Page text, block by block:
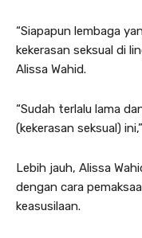
“Siapapun lembaga
kekerasan seksual di
Alissa Wahid.
“Sudah terlalu lama
(kekerasan seksual)
Lebih jauh, Alissa
dengan cara
keasusilaan.